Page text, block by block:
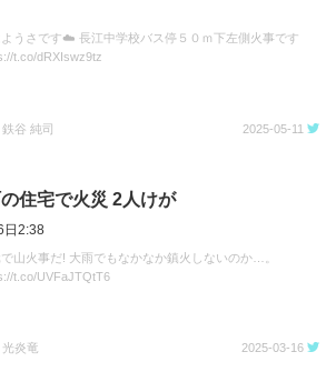
ようさです☁️ 長江中学校バス停５０ｍ下左側火事です
t.co/dRXIswz9tz
鉄谷 純司 2025-05-11
住宅で火災 2人けが
日2:38
山火事だ! 大雨でもなかなか鎮火しないのか…。
t.co/UVFaJTQtT6
光炎竜 2025-03-16